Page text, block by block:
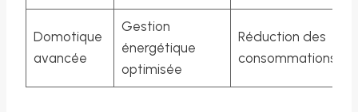
Domotique
avancée
Gestion
énergétique
optimisée
Réduction des
consommations